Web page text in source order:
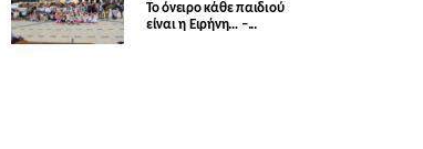
Το όνειρο κάθε παιδιού
είναι η Ειρήνη… –...